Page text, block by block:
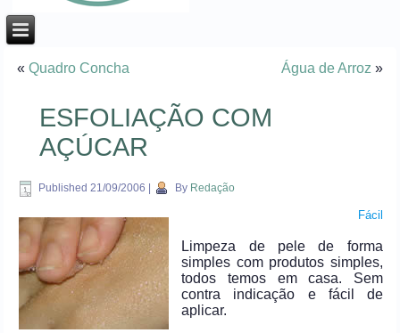
«Quadro Concha Água de Arroz »
ESFOLIAÇÃO COM
AÇÚCAR
Published 21/09/2006 By Redação
Fácil
Limpeza de pele de forma
simples com produtos simples,
todos temos em casa. Sem
contra indicação e fácil de
aplicar.